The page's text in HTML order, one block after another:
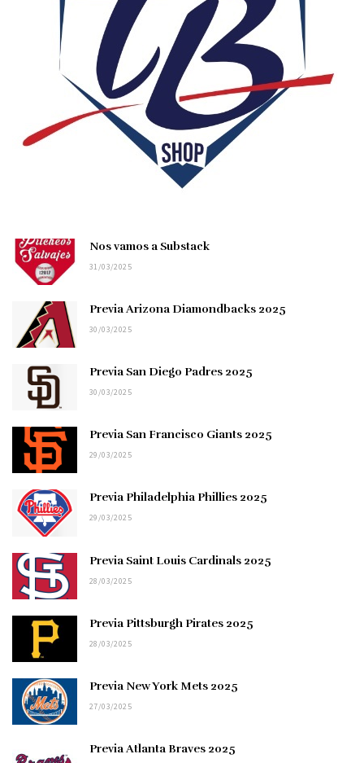
Nos vamos a Substack
31/03/2025
Previa Arizona Diamondbacks 2025
30/03/2025
Previa San Diego Padres 2025
30/03/2025
Previa San Francisco Giants 2025
29/03/2025
Previa Philadelphia Phillies 2025
29/03/2025
Previa Saint Louis Cardinals 2025
28/03/2025
Previa Pittsburgh Pirates 2025
28/03/2025
Previa New York Mets 2025
27/03/2025
Previa Atlanta Braves 2025